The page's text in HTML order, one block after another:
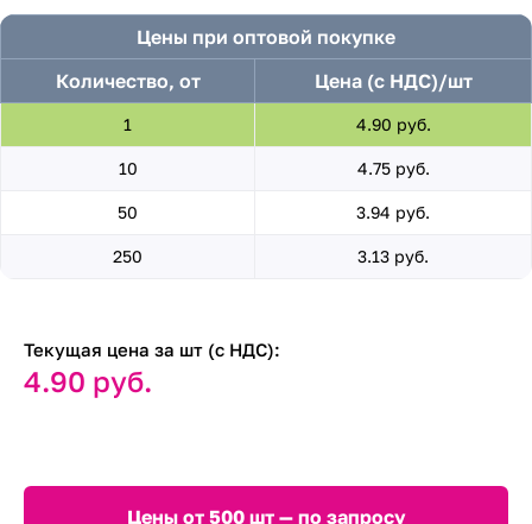
Цены при оптовой покупке
Количество, от
Цена (с НДС)/шт
1 4.90 руб.
10 4.75 руб.
50 3.94 руб.
250 3.13 руб.
Текущая цена за шт (с НДС):
4.90 руб.
Цены от 500 шт — по запросу